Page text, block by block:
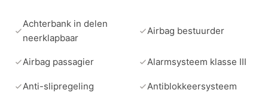
Achterbank in delen
neerklapbaar
Airbag bestuurder
Airbag passagier Alarmsysteem klasse III
Anti-slipregeling Antiblokkeersysteem